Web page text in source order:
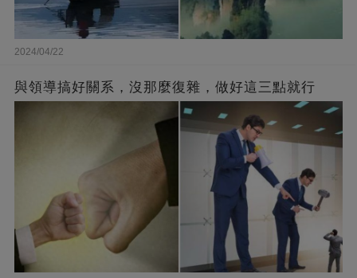
2024/04/22
與領導搞好關系，沒那麼復雜，做好這三點就行